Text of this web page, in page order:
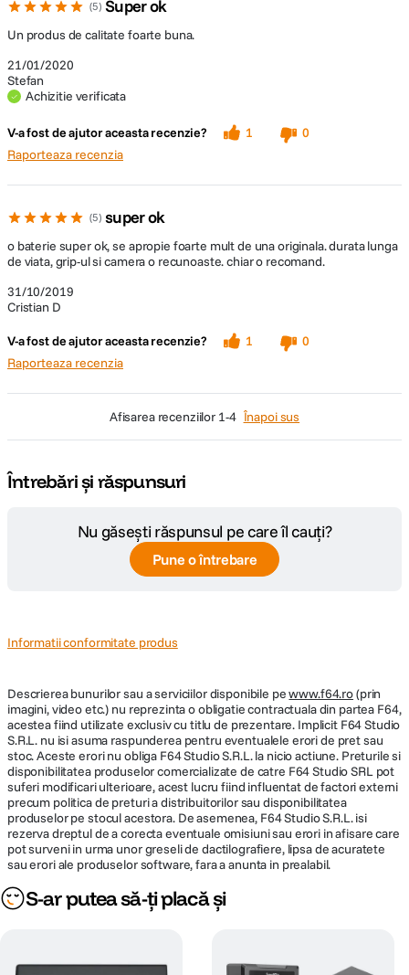
5 Super ok
21/01/2020
Stefan
Achizitie verificata
Un produs de calitate foarte buna.
V-a fost de ajutor aceasta recenzie? 1
0
Raporteaza recenzia
5 super ok
31/10/2019
Cristian D
o baterie super ok, se apropie foarte mult de una originala. durata lunga
de viata, grip-ul si camera o recunoaste. chiar o recomand.
V-a fost de ajutor aceasta recenzie? 1
0
Raporteaza recenzia
afisarea recenziilor 1-4 Înapoi sus
Întrebări și răspunsuri
Nu găsești răspunsul pe care îl cauți?
Pune o întrebare
Informatii conformitate produs
Descrierea bunurilor sau a serviciilor disponibile pewww.f64.ro(prin
imagini, video etc.) nu reprezinta o obligatie contractuala din partea F64,
acestea fiind utilizate exclusiv cu titlu de prezentare. Implicit F64 Studio
S.R.L. nu isi asuma raspunderea pentru eventualele erori de pret sau
stoc. Aceste erori nu obliga F64 Studio S.R.L. la nicio actiune. Preturile si
disponibilitatea produselor comercializate de catre F64 Studio SRL pot
suferi modificari ulterioare, acest lucru fiind influentat de factori externi
precum politica de preturi a distribuitorilor sau disponibilitatea
produselor pe stocul acestora. De asemenea, F64 Studio S.R.L. isi
rezerva dreptul de a corecta eventuale omisiuni sau erori in afisare care
pot surveni in urma unor greseli de dactilografiere, lipsa de acuratete
sau erori ale produselor software, fara a anunta in prealabil.
S-ar putea să-ți placă și